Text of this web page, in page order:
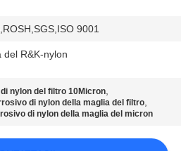
9001
del R&K-nylon
nylon del filtro 10Micron,
di nylon della maglia del filtro,
di nylon della maglia del micron